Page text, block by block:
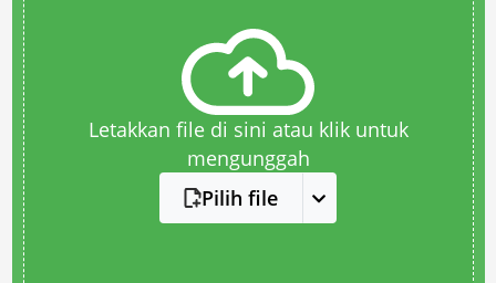
Letakkan file di sini atau klik untuk
mengunggah
Pilih file